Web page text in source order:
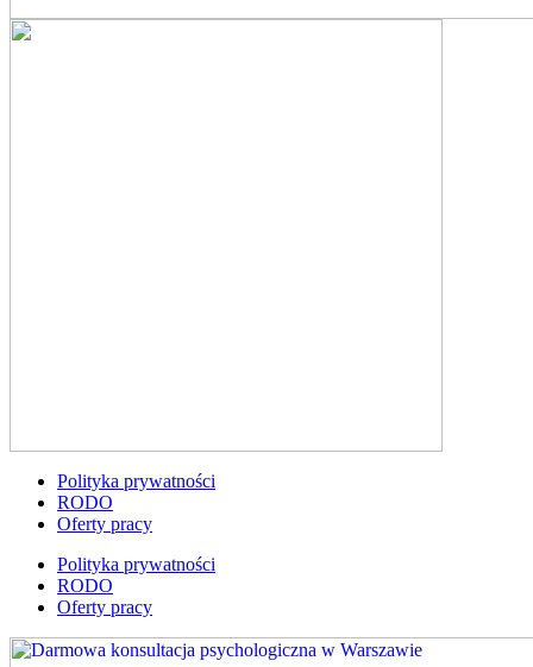
Polityka prywatności
RODO
Oferty pracy
Polityka prywatności
RODO
Oferty pracy